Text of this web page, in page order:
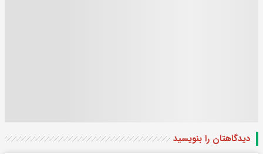
دیدگاهتان را بنویسید